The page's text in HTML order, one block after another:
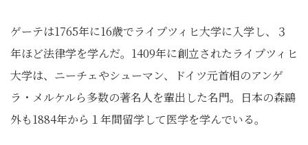
ゲーテは1765年に16歳でライプツィヒ大学に入学し、３
年ほど法律学を学んだ。1409年に創立されたライプツィヒ
大学は、ニーチェやシューマン、ドイツ元首相のアンゲ
ラ・メルケルら多数の著名人を輩出した名門。日本の森鷗
外も1884年から１年間留学して医学を学んでいる。